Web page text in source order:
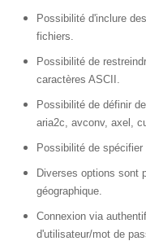
Possibilité d'inclure
fichiers.
Possibilité de
caractères ASCII.
Possibilité de définir
aria2c, avconv, axel,
Possibilité de spécifier
Diverses options sont
géographique.
Connexion via
d'utilisateur/mot de